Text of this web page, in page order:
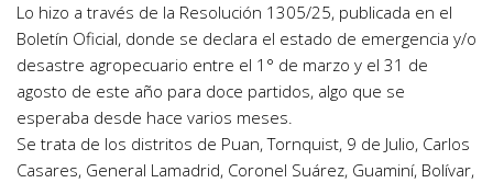
Lo hizo a través de la Resolución 1305/25, publicada en el
Boletín Oficial, donde se declara el estado de emergencia y/o
desastre agropecuario entre el 1° de marzo y el 31 de
agosto de este año para doce partidos, algo que se
esperaba desde hace varios meses.
Se trata de los distritos de Puan, Tornquist, 9 de Julio, Carlos
Casares, General Lamadrid, Coronel Suárez, Guaminí, Bolívar,